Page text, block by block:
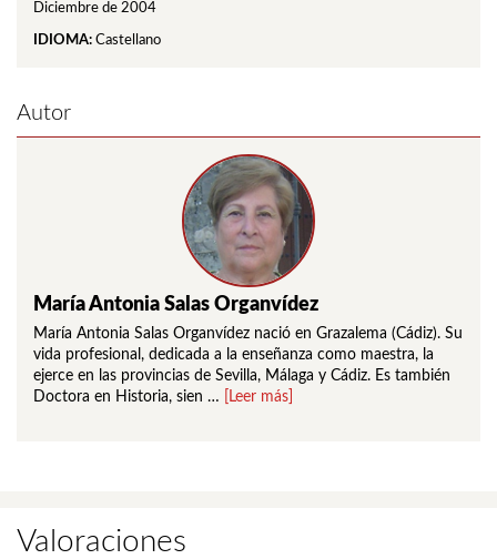
Diciembre de 2004
IDIOMA: Castellano
Autor
María Antonia Salas Organvídez
María Antonia Salas Organvídez nació en Grazalema (Cádiz). Su
vida profesional, dedicada a la enseñanza como maestra, la
ejerce en las provincias de Sevilla, Málaga y Cádiz. Es también
Doctora en Historia, sien …
[Leer más]
Valoraciones